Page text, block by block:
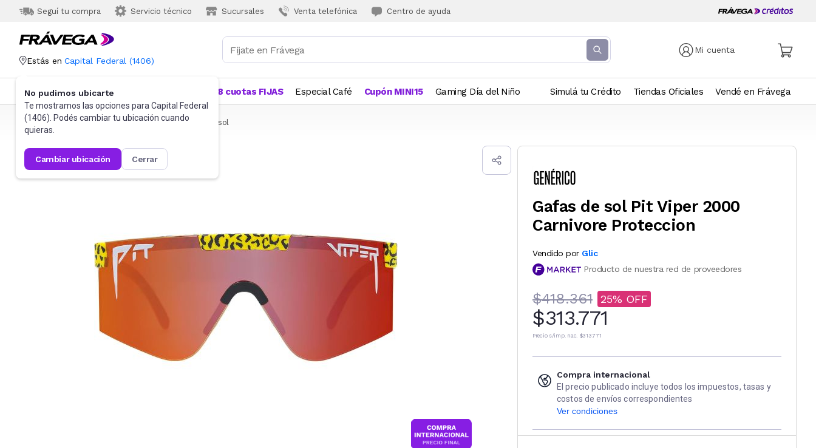
Seguí tu compra Servicio técnico Sucursales Venta telefónica Centro de ayuda
Mi cuenta
Estás en Capital Federal (1406)
No pudimos ubicarte
Te mostramos las opciones para Capital Federal
(1406). Podés cambiar tu ubicación cuando
quieras.
cambiar ubicación cerrar
Categorías Más Vendidos 18 cuotas FIJAS Especial Café Cupón MINI15 Gaming Día del Niño Simulá tu Crédito Tiendas Oficiales Vendé en Frávega
Frávega Indumentaria Accesorios Anteojos de sol
Gafas de sol Pit Viper 2000
Carnivore Proteccion
Vendido por Glic
Producto de nuestra red de proveedores
$418.361 25
$313.771
Precio s/imp. nac. $313.771
Compra internacional
El precio publicado incluye todos los impuestos, tasas y
costos de envíos correspondientes
Ver condiciones